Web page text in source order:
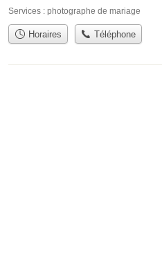
Services : photographe de mariage
Horaires Téléphone